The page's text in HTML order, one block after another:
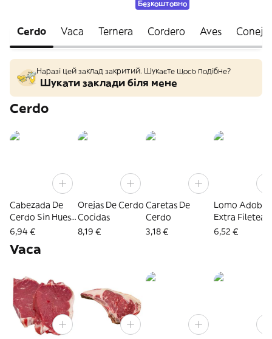
Безкоштовно
Cerdo Vaca Ternera Cordero Aves Conejo
Наразі цей заклад закритий. Шукаєте щось подібне?
Шукати заклади біля мене
Cerdo
Cabezada De
Cerdo Sin Hueso
Duroc · Pieza De
6,94 €
Orejas De Cerdo
Cocidas
8,19 €
Caretas De
Cerdo
3,18 €
Lomo
Extra
6,52 €
Vaca